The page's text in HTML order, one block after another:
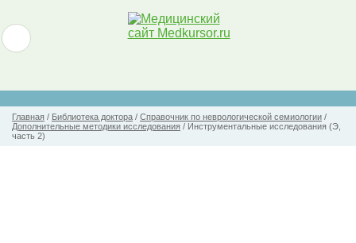
Главная / Библиотека доктора / Справочник по неврологической семиологии /
Дополнительные методики исследования / Инструментальные исследования (Э,
часть 2)